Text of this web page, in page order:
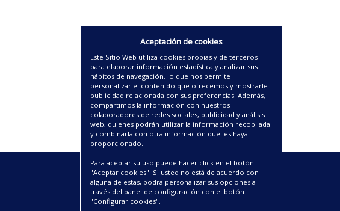
ENLACES
CATÁLOGOS PDF
Aceptación de cookies
Este Sitio Web utiliza cookies propias y de terceros
para elaborar información estadística y analizar sus
hábitos de navegación, lo que nos permite
personalizar el contenido que ofrecemos y mostrarle
publicidad relacionada con sus preferencias. Además,
compartimos la información con nuestros
colaboradores de redes sociales, publicidad y análisis
web, quienes podrán utilizar la información recopilada
y combinarla con otra información que les haya
proporcionado.
Para aceptar su uso puede hacer click en el botón
"Aceptar cookies". Si usted no está de acuerdo con
alguna de estas, podrá personalizar sus opciones a
través del panel de configuración con el botón
"Configurar cookies".